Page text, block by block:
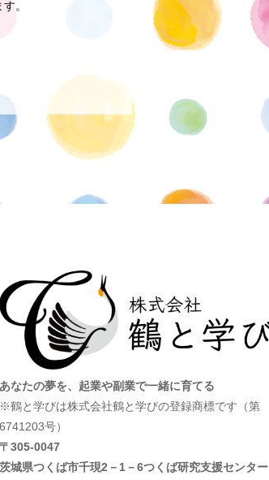
。
あなたの夢を、起業や副業で一緒に育てる
※鶴と学びは株式会社鶴と学びの登録商標です（第
6741203号）
〒305‐0047
茨城県つくば市千現2－1－6つくば研究支援センター